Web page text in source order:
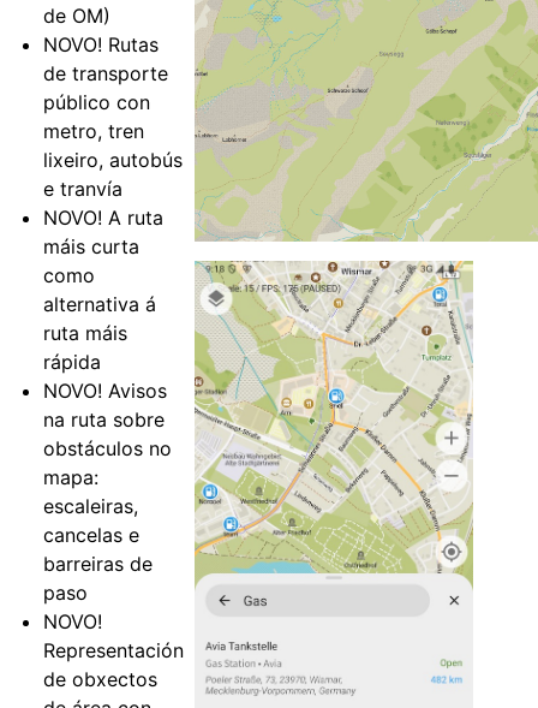
de OM)
NOVO! Rutas
de transporte
público con
metro, tren
lixeiro, autobús
e tranvía
NOVO! A ruta
máis curta
como
alternativa á
ruta máis
rápida
NOVO! Avisos
na ruta sobre
obstáculos no
mapa:
escaleiras,
cancelas e
barreiras de
paso
NOVO!
Representación
de obxectos